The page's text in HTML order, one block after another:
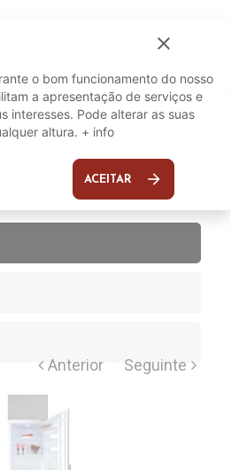
close
o bom funcionamento do nosso
a apresentação de serviços e
interesses. Pode alterar as suas
altura. + info
ACEITAR arrow_forward